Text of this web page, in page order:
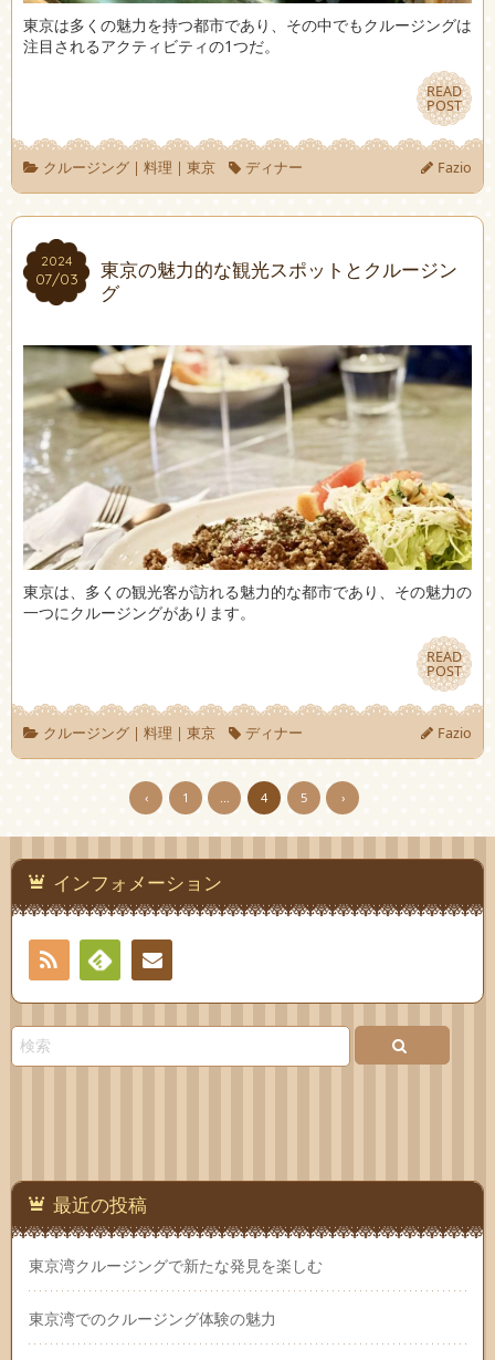
東京は多くの魅力を持つ都市であり、その中でもクルージングは
注目されるアクティビティの1つだ。
READ
POST
READ
POST
クルージング| 料理 | 東京 ディナー Fazio
2024
07/03
2024
07/03
東京の魅力的な観光スポットとクルージン
グ
東京は、多くの観光客が訪れる魅力的な都市であり、その魅力の
一つにクルージングがあります。
READ
POST
READ
POST
クルージング| 料理 | 東京 ディナー Fazio
‹ 1 … 4 5 ›
インフォメーション
RSS
Feedlyお問
最近の投稿
東京湾クルージングで新たな発見を楽しむ
東京湾でのクルージング体験の魅力